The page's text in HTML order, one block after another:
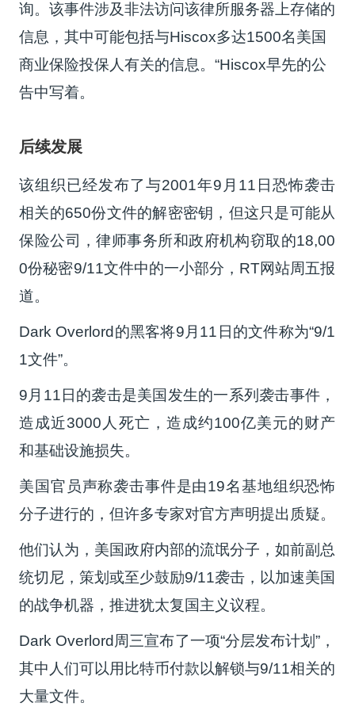
询。该事件涉及非法访问该律所服务器上存储的
信息，其中可能包括与Hiscox多达1500名美国
商业保险投保人有关的信息。“Hiscox早先的公
告中写着。
后续发展
该组织已经发布了与2001年9月11日恐怖袭击
相关的650份文件的解密密钥，但这只是可能从
保险公司，律师事务所和政府机构窃取的18,00
0份秘密9/11文件中的一小部分， RT网站周五报
道。
Dark Overlord 的黑客将9月11日的文件称为“9/1
1文件”。
9月11日的袭击是美国发生的一系列袭击事件，
造成近3000人死亡，造成约100亿美元的财产
和基础设施损失。
美国官员声称袭击事件是由19名基地组织恐怖
分子进行的，但许多专家对官方声明提出质疑。
他们认为，美国政府内部的流氓分子，如前副总
统切尼，策划或至少鼓励9/11袭击，以加速美国
的战争机器，推进犹太复国主义议程。
Dark Overlord 周三宣布了一项“分层发布计划”，
其中人们可以用比特币付款以解锁与9/11相关的
大量文件。